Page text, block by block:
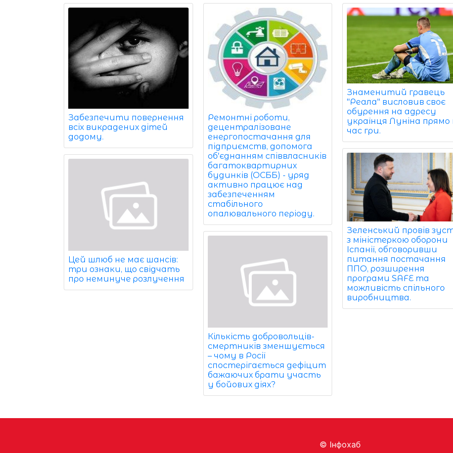
Забезпечити повернення
всіх викрадених дітей
додому.
Цей шлюб не має шансів:
три ознаки, що свідчать
про неминуче розлучення
Ремонтні роботи,
децентралізоване
енергопостачання для
підприємств, допомога
об'єднанням співвласників
багатоквартирних
будинків (ОСББ) - уряд
активно працює над
забезпеченням
стабільного
опалювального періоду.
Кількість добровольців-
смертників зменшується
– чому в Росії
спостерігається дефіцит
бажаючих брати участь
у бойових діях?
Знаменитий гравець
"Реала" висловив своє
обурення на адресу
українця Луніна прямо
час гри.
Зеленський провів
з міністеркою оборони
Іспанії, обговоривши
питання постачання
ППО, розширення
програми SAFE та
можливість спільного
виробництва.
© Інфохаб